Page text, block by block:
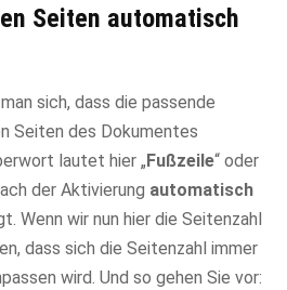
Seiten automatisch
sich, dass die passende
Seiten des Dokumentes
lautet hier „Fußzeile“ oder
der Aktivierung automatisch
Wenn wir nun hier die Seitenzahl
dass sich die Seitenzahl immer
wird. Und so gehen Sie vor: